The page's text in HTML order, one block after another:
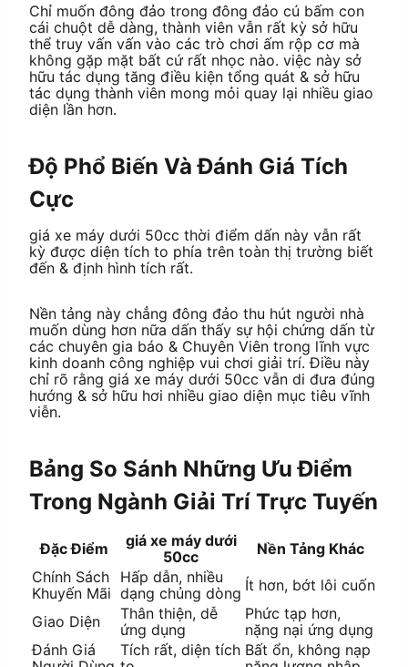
Chỉ muốn đông đảo trong đông đảo cú bấm con
cái chuột dễ dàng, thành viên vẫn rất kỳ sở hữu
thể truy vấn vấn vào các trò chơi ấm rộp cơ mà
không gặp mặt bất cứ rất nhọc nào. việc này sở
hữu tác dụng tăng điều kiện tổng quát & sở hữu
tác dụng thành viên mong mỏi quay lại nhiều giao
diện lần hơn.
Độ Phổ Biến Và Đánh Giá Tích
Cực
giá xe máy dưới 50cc thời điểm dấn này vẫn rất
kỳ được diện tích to phía trên toàn thị trường biết
đến & định hình tích rất.
Nền tảng này chẳng đông đảo thu hút người nhà
muốn dùng hơn nữa dấn thấy sự hội chứng dấn từ
các chuyên gia báo & Chuyên Viên trong lĩnh vực
kinh doanh công nghiệp vui chơi giải trí. Điều này
chỉ rõ rằng giá xe máy dưới 50cc vẫn di đưa đúng
hướng & sở hữu hơi nhiều giao diện mục tiêu vĩnh
viễn.
Bảng So Sánh Những Ưu Điểm
Trong Ngành Giải Trí Trực Tuyến
Đặc Điểm
giá xe máy dưới
50cc
Nền Tảng Khác
Chính Sách
Khuyến Mãi
Hấp dẫn, nhiều
dạng chủng dòng Ít hơn, bớt lôi cuốn
Giao Diện
Thân thiện, dễ
ứng dụng
Phức tạp hơn,
nặng nại ứng dụng
Đánh Giá
Tích rất, diện tích Bất ổn, không nạp